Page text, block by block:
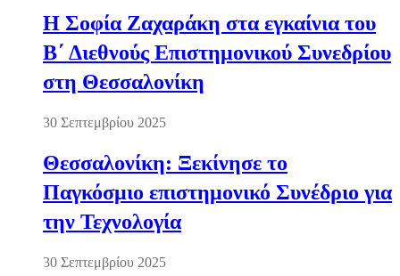
Η Σοφία Ζαχαράκη στα εγκαίνια του
Β΄ Διεθνούς Επιστημονικού Συνεδρίου
στη Θεσσαλονίκη
30 Σεπτεμβρίου 2025
Θεσσαλονίκη: Ξεκίνησε το
Παγκόσμιο επιστημονικό Συνέδριο για
την Τεχνολογία
30 Σεπτεμβρίου 2025